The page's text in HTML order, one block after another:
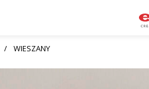
WIESZANY